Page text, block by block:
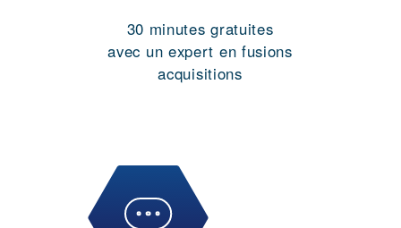
30 minutes gratuites
avec un expert en fusions
acquisitions